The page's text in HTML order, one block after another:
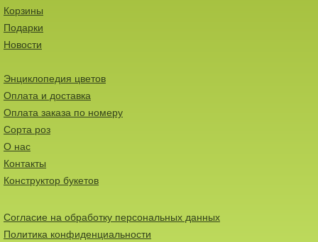
Корзины
Подарки
Новости
Энциклопедия цветов
Оплата и доставка
Оплата заказа по номеру
Сорта роз
О нас
Контакты
Конструктор букетов
Согласие на обработку персональных данных
Политика конфиденциальности